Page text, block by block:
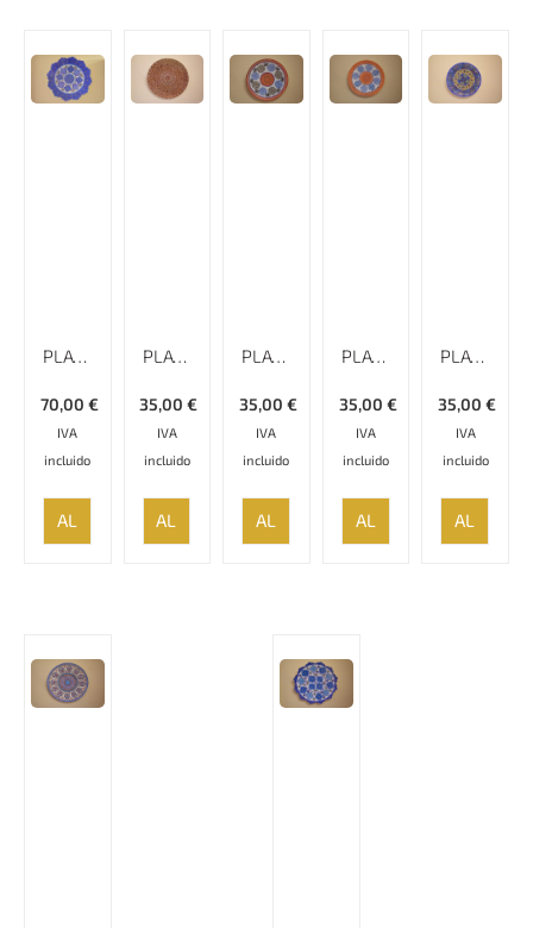
PLATO ESMALTADO LISO MINAKARI
€
70,00
IVA
incluido
AL
CARRITO
PLATO ESMALTADO LISO MINAKARI
€
35,00
IVA
incluido
AL
CARRITO
PLATO ESMALTADO LISO MINAKARI
€
35,00
IVA
incluido
AL
CARRITO
PLATO ESMALTADO LISO MINAKARI – 17 CM
€
35,00
IVA
incluido
AL
CARRITO
PLATO ESMALTADO LISO MINAKARI – 17 CM
€
35,00
IVA
incluido
AL
CARRITO